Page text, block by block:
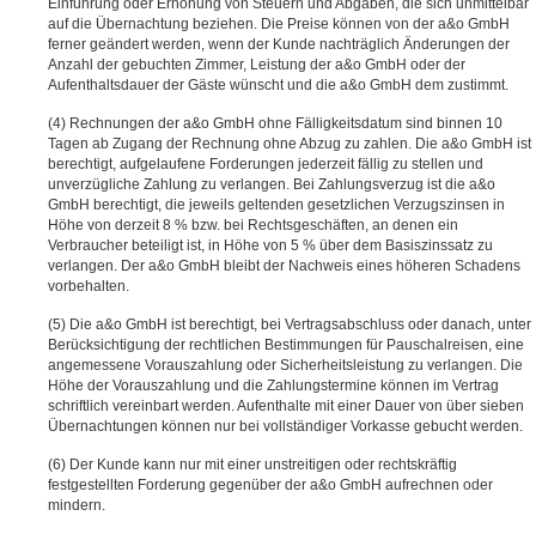
Einführung oder Erhöhung von Steuern und Abgaben, die sich unmittelbar
auf die Übernachtung beziehen. Die Preise können von der a&o GmbH
ferner geändert werden, wenn der Kunde nachträglich Änderungen der
Anzahl der gebuchten Zimmer, Leistung der a&o GmbH oder der
Aufenthaltsdauer der Gäste wünscht und die a&o GmbH dem zustimmt.
Rechnungen der a&o GmbH ohne Fälligkeitsdatum sind binnen 10
Tagen ab Zugang der Rechnung ohne Abzug zu zahlen. Die a&o GmbH ist
berechtigt, aufgelaufene Forderungen jederzeit fällig zu stellen und
unverzügliche Zahlung zu verlangen. Bei Zahlungsverzug ist die a&o
GmbH berechtigt, die jeweils geltenden gesetzlichen Verzugszinsen in
Höhe von derzeit 8 % bzw. bei Rechtsgeschäften, an denen ein
Verbraucher beteiligt ist, in Höhe von 5 % über dem Basiszinssatz zu
verlangen. Der a&o GmbH bleibt der Nachweis eines höheren Schadens
vorbehalten.
Die a&o GmbH ist berechtigt, bei Vertragsabschluss oder danach, unter
Berücksichtigung der rechtlichen Bestimmungen für Pauschalreisen, eine
angemessene Vorauszahlung oder Sicherheitsleistung zu verlangen. Die
Höhe der Vorauszahlung und die Zahlungstermine können im Vertrag
schriftlich vereinbart werden. Aufenthalte mit einer Dauer von über sieben
Übernachtungen können nur bei vollständiger Vorkasse gebucht werden.
Der Kunde kann nur mit einer unstreitigen oder rechtskräftig
festgestellten Forderung gegenüber der a&o GmbH aufrechnen oder
mindern.